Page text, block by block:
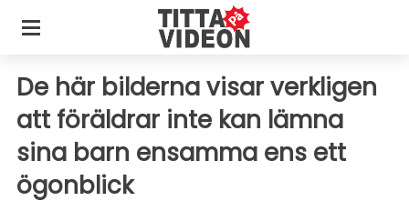
De här bilderna visar verkligen
att föräldrar inte kan lämna
sina barn ensamma ens ett
ögonblick